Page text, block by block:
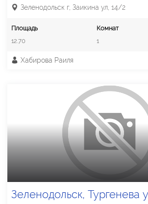
Зеленодольск г, Заикина ул, 14/2
Площадь
12.70
Комнат
1
Хабирова Раиля
Зеленодольск, Тургенева